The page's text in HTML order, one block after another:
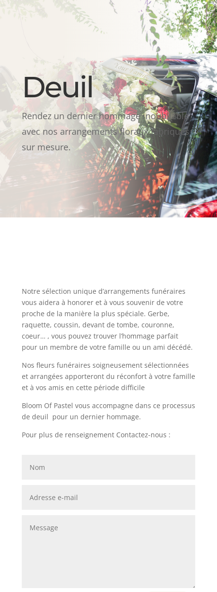
Deuil
Rendez un dernier hommage inoubliable
avec nos arrangements floraux fabriqués
sur mesure.
Notre sélection unique d’arrangements funéraires
vous aidera à honorer et à vous souvenir de votre
proche de la manière la plus spéciale. Gerbe,
raquette, coussin, devant de tombe, couronne,
coeur… , vous pouvez trouver l’hommage parfait
pour un membre de votre famille ou un ami décédé.
Nos fleurs funéraires soigneusement sélectionnées
et arrangées apporteront du réconfort à votre famille
et à vos amis en cette période difficile
Bloom Of Pastel vous accompagne dans ce processus
de deuil pour un dernier hommage.
Pour plus de renseignement Contactez-nous :